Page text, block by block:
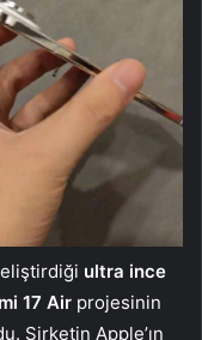
ultra ince
17 Air projesinin
Şirketin Apple’ın